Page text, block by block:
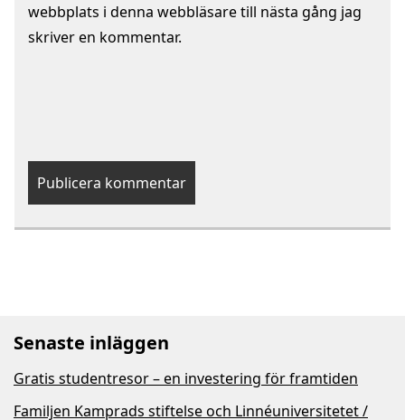
webbplats i denna webbläsare till nästa gång jag
skriver en kommentar.
Senaste inläggen
Gratis studentresor – en investering för framtiden
Familjen Kamprads stiftelse och Linnéuniversitetet /